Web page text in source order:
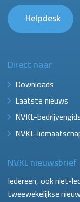
Helpdesk
Direct naar
Downloads
Laatste nieuws
NVKL-
NVKL-
NVKL nieuwsbrief
Iedereen, ook niet-
tweewekelijkse